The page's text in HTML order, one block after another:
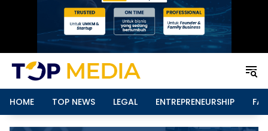
HOME TOP NEWS LEGAL ENTREPRENEURSHIP